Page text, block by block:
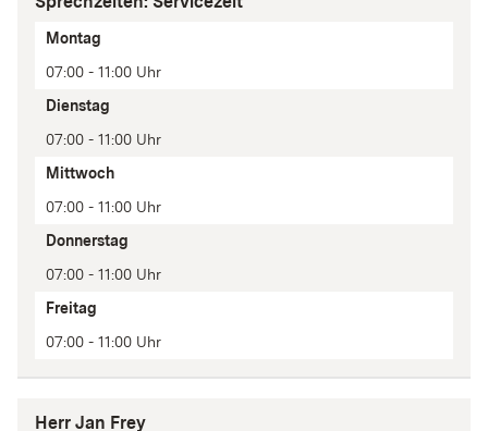
Tag
Zeit(en)
Anmerkung
Montag
07:00 - 11:00 Uhr
Dienstag
07:00 - 11:00 Uhr
Mittwoch
07:00 - 11:00 Uhr
Donnerstag
07:00 - 11:00 Uhr
Freitag
07:00 - 11:00 Uhr
Herr Jan Frey